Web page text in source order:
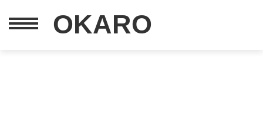
OKARO